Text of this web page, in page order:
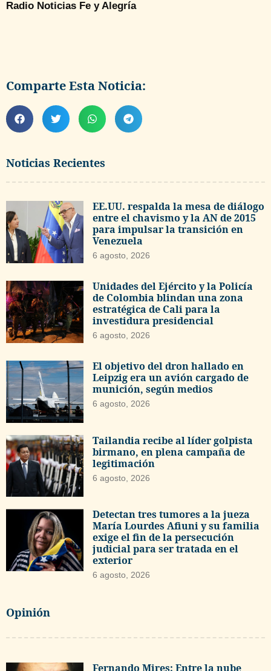
Noticias Recientes
EE.UU. respalda la mesa de diálogo
entre el chavismo y la AN de 2015
para impulsar la transición en
Venezuela
6 agosto, 2026
Unidades del Ejército y la Policía
de Colombia blindan una zona
estratégica de Cali para la
investidura presidencial
6 agosto, 2026
El objetivo del dron hallado en
Leipzig era un avión cargado de
munición, según medios
6 agosto, 2026
Tailandia recibe al líder golpista
birmano, en plena campaña de
legitimación
6 agosto, 2026
Detectan tres tumores a la jueza
María Lourdes Afiuni y su familia
exige el fin de la persecución
judicial para ser tratada en el
exterior
6 agosto, 2026
Opinión
Fernando Mires: Entre la nube
Radio Noticias Fe y Alegría
Comparte Esta Noticia: